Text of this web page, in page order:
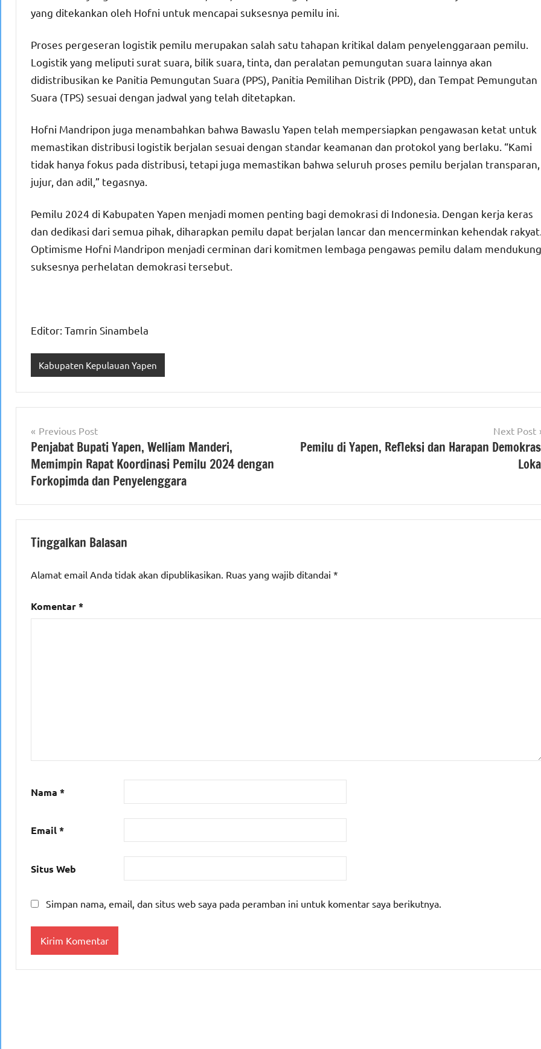
yang ditekankan oleh Hofni untuk mencapai suksesnya pemilu ini.
Proses pergeseran logistik pemilu merupakan salah satu tahapan kritikal dalam penyelenggaraan pemilu.
Logistik yang meliputi surat suara, bilik suara, tinta, dan peralatan pemungutan suara lainnya akan
didistribusikan ke Panitia Pemungutan Suara (PPS), Panitia Pemilihan Distrik (PPD), dan Tempat Pemungutan
Suara (TPS) sesuai dengan jadwal yang telah ditetapkan.
Hofni Mandripon juga menambahkan bahwa Bawaslu Yapen telah mempersiapkan pengawasan ketat untuk
memastikan distribusi logistik berjalan sesuai dengan standar keamanan dan protokol yang berlaku. “Kami
tidak hanya fokus pada distribusi, tetapi juga memastikan bahwa seluruh proses pemilu berjalan transparan,
jujur, dan adil,” tegasnya.
Pemilu 2024 di Kabupaten Yapen menjadi momen penting bagi demokrasi di Indonesia. Dengan kerja keras
dan dedikasi dari semua pihak, diharapkan pemilu dapat berjalan lancar dan mencerminkan kehendak
Optimisme Hofni Mandripon menjadi cerminan dari komitmen lembaga pengawas pemilu dalam mendukung
suksesnya perhelatan demokrasi tersebut.
Editor: Tamrin Sinambela
Kabupaten Kepulauan Yapen
Navigasi
pos
Previous Post
Penjabat Bupati Yapen, Welliam Manderi,
Memimpin Rapat Koordinasi Pemilu 2024 dengan
Forkopimda dan Penyelenggara
Next Post
Pemilu di Yapen, Refleksi dan Harapan
Tinggalkan Balasan
Alamat email Anda tidak akan dipublikasikan. Ruas yang wajib ditandai *
Komentar*
Nama *
Email*
Situs Web
Simpan nama, email, dan situs web saya pada peramban ini untuk komentar saya berikutnya.